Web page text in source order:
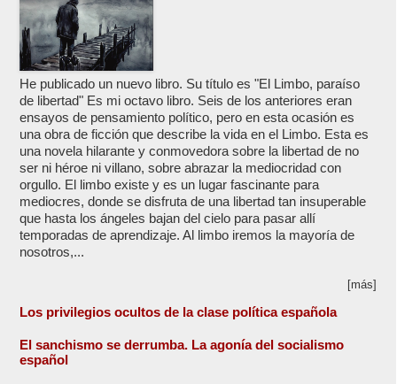
He publicado un nuevo libro. Su título es "El Limbo, paraíso
de libertad" Es mi octavo libro. Seis de los anteriores eran
ensayos de pensamiento político, pero en esta ocasión es
una obra de ficción que describe la vida en el Limbo. Esta es
una novela hilarante y conmovedora sobre la libertad de no
ser ni héroe ni villano, sobre abrazar la mediocridad con
orgullo. El limbo existe y es un lugar fascinante para
mediocres, donde se disfruta de una libertad tan insuperable
que hasta los ángeles bajan del cielo para pasar allí
temporadas de aprendizaje. Al limbo iremos la mayoría de
nosotros,...
[más]
Los privilegios ocultos de la clase política española
El sanchismo se derrumba. La agonía del socialismo
español